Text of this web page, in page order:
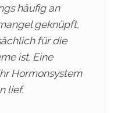
häufig an
geknüpft,
für die
ist. Eine
Hormonsystem
lief.